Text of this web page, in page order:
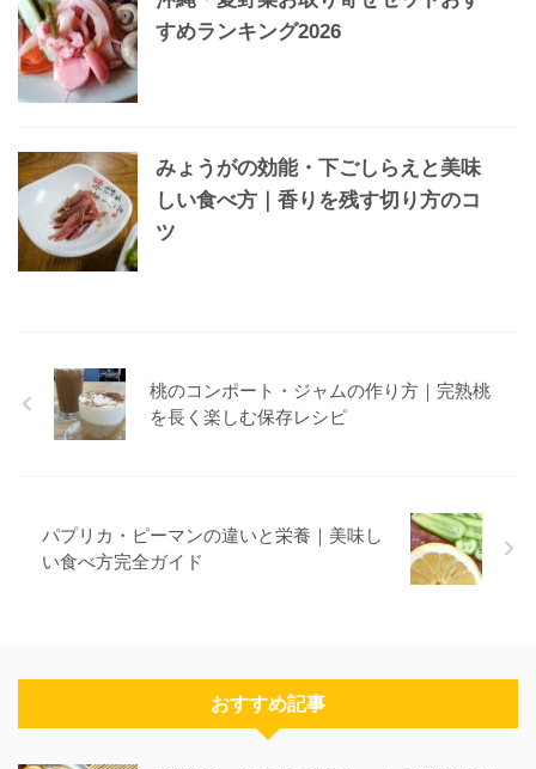
すめランキング2026
みょうがの効能・下ごしらえと美味
しい食べ方｜香りを残す切り方のコ
ツ
桃のコンポート・ジャムの作り方｜完熟桃
を長く楽しむ保存レシピ
パプリカ・ピーマンの違いと栄養｜美味し
い食べ方完全ガイド
おすすめ記事